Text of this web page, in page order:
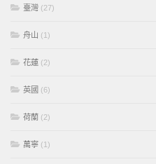
臺灣 (27)
舟山 (1)
花蓮 (2)
英國 (6)
荷蘭 (2)
萬寧 (1)